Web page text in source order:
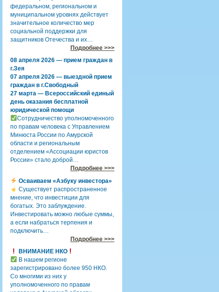
федеральном, региональном и
муниципальном уровнях действует
значительное количество мер
социальной поддержки для
защитников Отечества и их…
Подробнее >>>
08 апреля 2026 — прием граждан в
г.Зея
07 апреля 2026 — выездной прием
граждан в г.Свободный
27 марта — Всероссийский единый
день оказания бесплатной
юридической помощи
Сотрудничество уполномоченного
по правам человека с Управлением
Минюста России по Амурской
области и региональным
отделением «Ассоциации юристов
России» стало доброй…
Подробнее >>>
Осваиваем «Азбуку инвестора»
Существует распространенное
мнение, что инвестиции для
богатых. Это заблуждение.
Инвестировать можно любые суммы,
а если набраться терпения и
подключить…
Подробнее >>>
ВНИМАНИЕ НКО
В нашем регионе
зарегистрировано более 950 НКО.
Со многими из них у
уполномоченного по правам